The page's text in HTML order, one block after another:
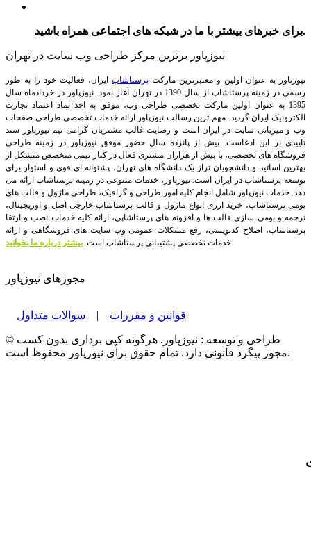
برای خبرهای بیشتر با ما در شبکه های اجتماعی همراه باشید.
نیوزپاور برترین مرکز طراحی وب سایت در تهران
نیوزپاور به عنوان اولین و معتبرترین مارکت پرستاشاپ ایران، فعالیت خود را به طور
رسمی در زمینه پرستاشاپ از سال 1390 در تهران آغاز نمود. نیوزپاور در خردادماه سال
1395 به عنوان اولین مارکت تخصصی طراحی وب، موفق به اخذ نماد اعتماد تجارت
الکترونیک ایران گردید. مهم ترین رسالت نیوزپاور ارائه خدمات تخصصی طراحی صفحات
وب و میزبانی سایت در ایران است و رضایت غالب مشتریان گرامی تیم نیوزپاور سند
تاییدی بر این ادعاست. بیش از پانزده سال حضور موفق نیوزپاور در زمینه طراحی
فروشگاه های تخصصی، با بیش از هزاران مشتری فعال در کنار تیمی متخصص متشکل از
بهترین اساتید و دانشجویان تراز یک دانشگاه های تهران، پشتوانه ای قوی و استوار برای
توسعه پرستاشاپ در ایران است.نیوزپاور، خدمات متنوعی در زمینه پرستاشاپ ارائه می
دهد. خدمات نیوزپاور شامل انجام کلیه امور طراحی و گرافیک، طراحی ماژول و قالب های
بومی پرستاشاپ، خرید ارزی انواع ماژول و قالب پرستاشاپ خارجی اصل و اوریجینال،
ترجمه و بومی سازی قالب ها و افزونه های پرستاشاپی، ارائه کلیه خدمات نصب و ارتقا
پرستاشاپ، اصلاح کدنویسی، رفع مشکلات عمومی وب سایت های فروشگاهی و ارائه
خدمات تخصصی پشتیبانی پرستاشاپ است. بیشتر درباره ما بخوانید
مجوزهای نیوزپاور
قوانین و مقررات | سوالات متداول
© طراحی و توسعه : نیوزپاور. هرگونه کپی برداری بدون کسب
مجوز پیگرد قانونی دارد. تمام حقوق برای نیوزپاور محفوظ است.